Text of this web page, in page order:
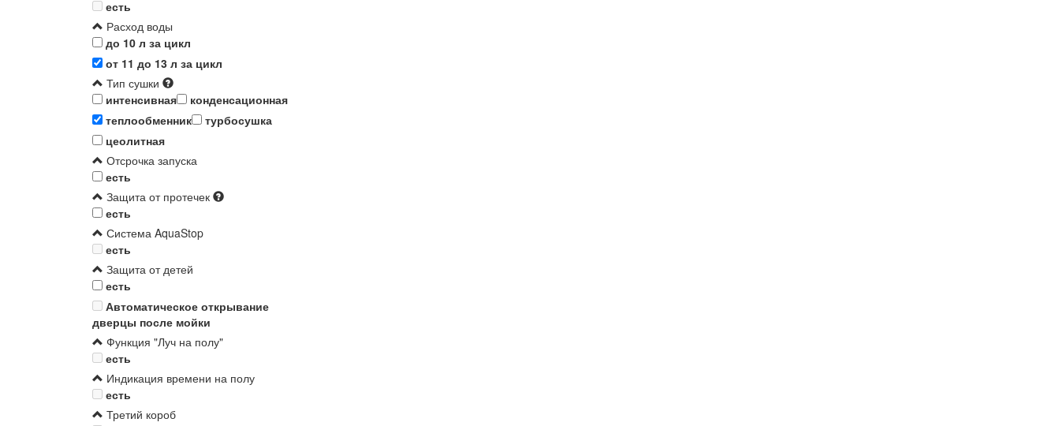
есть
Расход воды
до 10 л за цикл
от 11 до 13 л за цикл
Тип сушки
интенсивная
конденсационная
теплообменник
турбосушка
цеолитная
Отсрочка запуска
есть
Защита от протечек
есть
Система AquaStop
есть
Защита от детей
есть
Автоматическое открывание
дверцы после мойки
Функция "Луч на полу"
есть
Индикация времени на полу
есть
Третий короб